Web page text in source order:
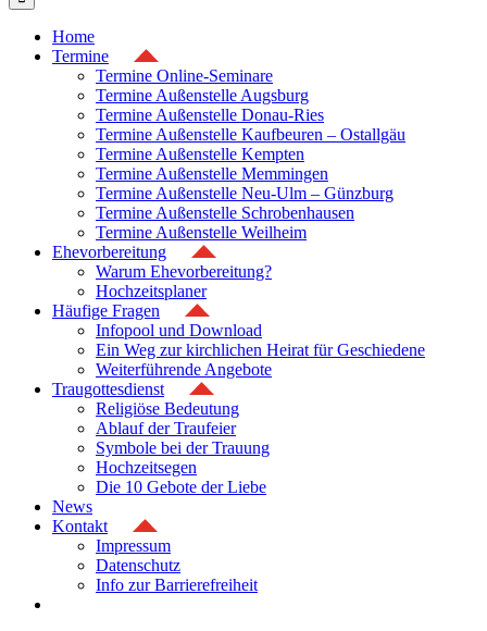
Home
Termine
Termine Online-Seminare
Termine Außenstelle Augsburg
Termine Außenstelle Donau-Ries
Termine Außenstelle Kaufbeuren – Ostallgäu
Termine Außenstelle Kempten
Termine Außenstelle Memmingen
Termine Außenstelle Neu-Ulm – Günzburg
Termine Außenstelle Schrobenhausen
Termine Außenstelle Weilheim
Ehevorbereitung
Warum Ehevorbereitung?
Hochzeitsplaner
Häufige Fragen
Infopool und Download
Ein Weg zur kirchlichen Heirat für Geschiedene
Weiterführende Angebote
Traugottesdienst
Religiöse Bedeutung
Ablauf der Traufeier
Symbole bei der Trauung
Hochzeitsegen
Die 10 Gebote der Liebe
News
Kontakt
Impressum
Datenschutz
Info zur Barrierefreiheit